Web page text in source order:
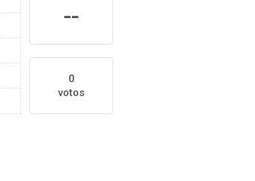
--
0
votos